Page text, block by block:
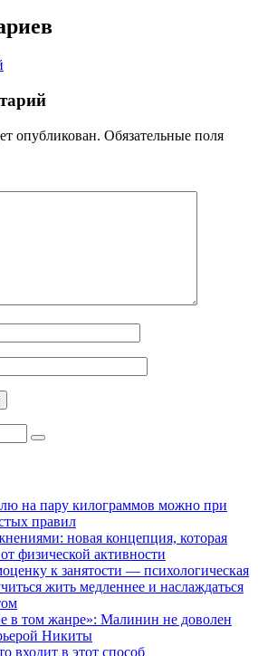
опубликован. Обязательные поля
на пару килограммов можно при
правил
новая концепция, которая
физической активности
к занятости — психологическая
жить медленнее и наслаждаться
в том жанре»: Малинин не доволен
Никиты
входит в этот способ